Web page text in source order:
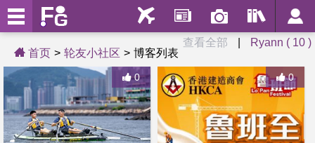
首页 轮友小社区 博客列表
查看全部 Ryann ( 10 )
0 0